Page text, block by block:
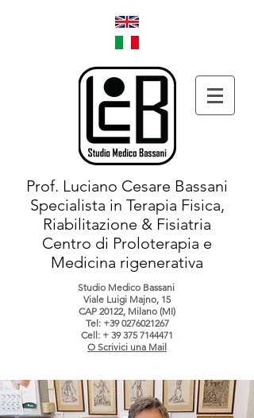
Prof. Luciano Cesare Bassani
Specialista in Terapia Fisica,
Riabilitazione & Fisiatria
Centro di Proloterapia e
Medicina rigenerativa
Studio Medico Bassani
Viale Luigi Majno, 15
CAP 20122, Milano (MI)
Tel: +39 0276021267
Cell: + 39 375 7144471
O Scrivici una Mail